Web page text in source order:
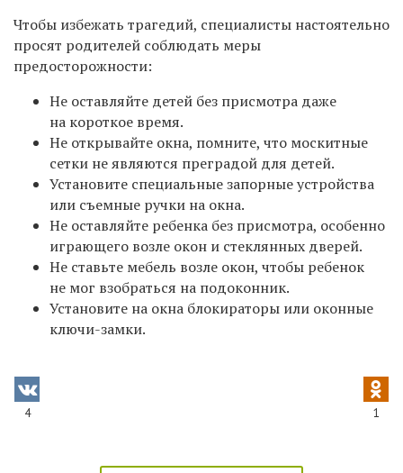
Чтобы избежать трагедий, специалисты настоятельно
просят родителей соблюдать меры
предосторожности:
Не оставляйте детей без присмотра даже
на короткое время.
Не открывайте окна, помните, что москитные
сетки не являются преградой для детей.
Установите специальные запорные устройства
или съемные ручки на окна.
Не оставляйте ребенка без присмотра, особенно
играющего возле окон и стеклянных дверей.
Не ставьте мебель возле окон, чтобы ребенок
не мог взобраться на подоконник.
Установите на окна блокираторы или оконные
ключи-замки.
4 1